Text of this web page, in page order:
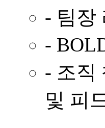
- 팀장
-
- 조직
및 피